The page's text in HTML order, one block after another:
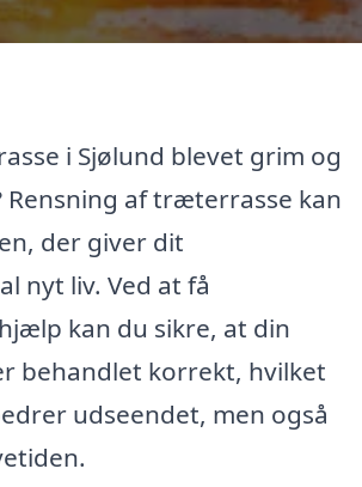
i Sjølund blevet grim og
Rensning af træterrasse kan
der giver dit
nyt liv. Ved at få
kan du sikre, at din
behandlet korrekt, hvilket
udseendet, men også